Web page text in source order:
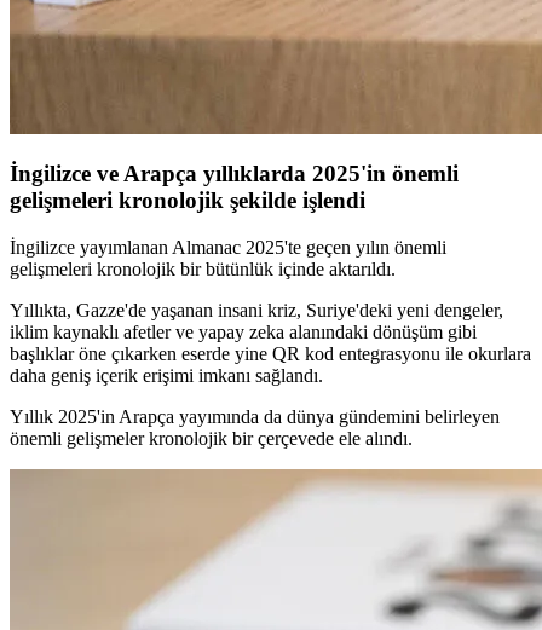
İngilizce ve Arapça yıllıklarda 2025'in önemli
gelişmeleri kronolojik şekilde işlendi
İngilizce yayımlanan Almanac 2025'te geçen yılın önemli
gelişmeleri kronolojik bir bütünlük içinde aktarıldı.
Yıllıkta, Gazze'de yaşanan insani kriz, Suriye'deki yeni dengeler,
iklim kaynaklı afetler ve yapay zeka alanındaki dönüşüm gibi
başlıklar öne çıkarken eserde yine QR kod entegrasyonu ile okurlara
daha geniş içerik erişimi imkanı sağlandı.
Yıllık 2025'in Arapça yayımında da dünya gündemini belirleyen
önemli gelişmeler kronolojik bir çerçevede ele alındı.